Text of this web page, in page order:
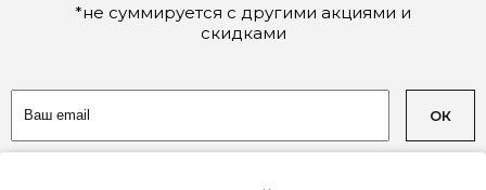
*не суммируется с другими акциями и
скидками
ОК